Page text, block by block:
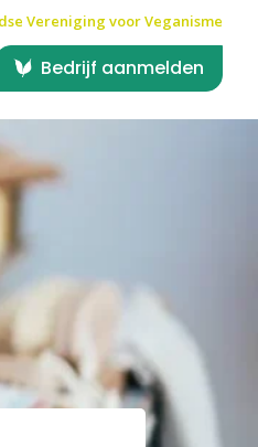
Vereniging voor Veganisme
Bedrijf aanmelden